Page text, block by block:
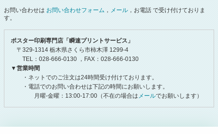
お問い合わせは お問い合わせフォーム ， メール ，お電話 で受け付けておりま
す。
ポスター印刷専門店「瞬速プリントサービス」
〒329-1314 栃木県さくら市柿木澤 1299-4
TEL：028-666-0130 ，FAX：028-666-0130
▼営業時間
・ネットでのご注文は24時間受け付けております。
・電話でのお問い合わせは下記の時間にお願いします。
月曜-金曜：13:00-17:00（不在の場合はメールでお願いします）